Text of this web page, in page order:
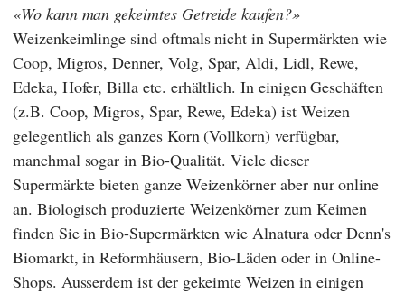
Wo kann man gekeimtes Getreide kaufen?
Weizenkeimlinge sind oftmals nicht in Supermärkten wie
Coop, Migros,Denner, Volg, Spar,Aldi, Lidl, Rewe,
Edeka, Hofer, Billa etc. erhältlich. In einigen Geschäften
(z.B. Coop,Migros, Spar, Rewe,Edeka) ist Weizen
gelegentlich als ganzes Korn (Vollkorn) verfügbar,
manchmal sogar in Bio-Qualität. Viele dieser
Supermärkte bieten ganze Weizenkörner aber nur online
an. Biologisch produzierte Weizenkörner zum Keimen
finden Sie in Bio-Supermärkten wieAlnatura oderDenn's
Biomarkt, in Reformhäusern, Bio-Läden oder in Online-
Shops. Ausserdem ist der gekeimte Weizen in einigen